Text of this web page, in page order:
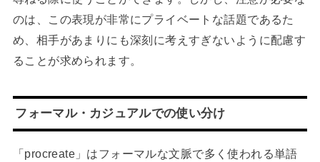
のは、この表現が非常にプライベートな話題であるた
め、相手があまりにも深刻に考えすぎないように配慮す
ることが求められます。
フォーマル・カジュアルでの使い分け
「procreate」はフォーマルな文脈で多く使われる単語